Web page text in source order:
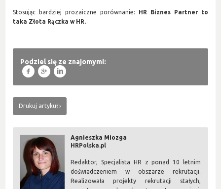
Stosując bardziej prozaiczne porównanie:
HR Biznes Partner to
taka Złota Rączka w HR.
Podziel się ze znajomymi:
f g l
Drukuj artykuł
Agnieszka Miozga
HRPolska.pl
Redaktor, Specjalista HR z ponad 10 letnim
doświadczeniem w obszarze rekrutacji.
Realizowała projekty rekrutacji stałych,